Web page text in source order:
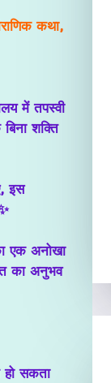
कथा,
में तपस्वी
शक्ति
इस
एक अनोखा
का अनुभव
हो सकता